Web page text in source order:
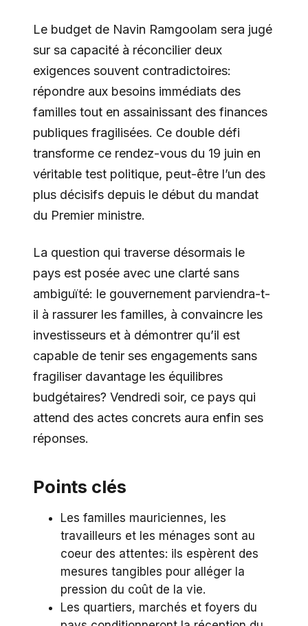
Le budget de Navin Ramgoolam sera jugé
sur sa capacité à réconcilier deux
exigences souvent contradictoires:
répondre aux besoins immédiats des
familles tout en assainissant des finances
publiques fragilisées. Ce double défi
transforme ce rendez-vous du 19 juin en
véritable test politique, peut-être l’un des
plus décisifs depuis le début du mandat
du Premier ministre.
La question qui traverse désormais le
pays est posée avec une clarté sans
ambiguïté: le gouvernement parviendra-t-
il à rassurer les familles, à convaincre les
investisseurs et à démontrer qu’il est
capable de tenir ses engagements sans
fragiliser davantage les équilibres
budgétaires? Vendredi soir, ce pays qui
attend des actes concrets aura enfin ses
réponses.
Points clés
Les familles mauriciennes, les
travailleurs et les ménages sont au
coeur des attentes: ils espèrent des
mesures tangibles pour alléger la
pression du coût de la vie.
Les quartiers, marchés et foyers du